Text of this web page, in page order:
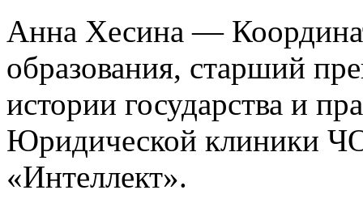
Анна Хесина —
образования, старший
истории государства и
Юридической клиники
«Интеллект».